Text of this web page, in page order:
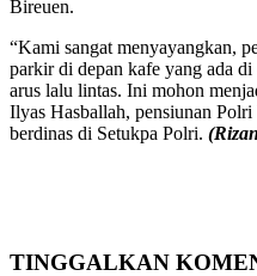
Bireuen.
“Kami sangat menyayangkan,
parkir di depan kafe yang ada di
arus lalu lintas. Ini mohon
Ilyas Hasballah, pensiunan
berdinas di Setukpa Polri.
TINGGALKAN